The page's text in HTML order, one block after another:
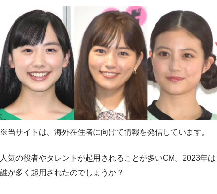
※当サイトは、海外在住者に向けて情報を発信しています。
人気の役者やタレントが起用されることが多いCM。2023年は
誰が多く起用されたのでしょうか？